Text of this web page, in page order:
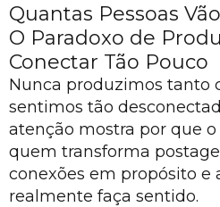
Quantas Pessoas
O Paradoxo de
Conectar Tão Pouco
Nunca produzimos tanto
sentimos tão
atenção mostra por que
quem transforma
conexões em propósito e
realmente faça sentido.